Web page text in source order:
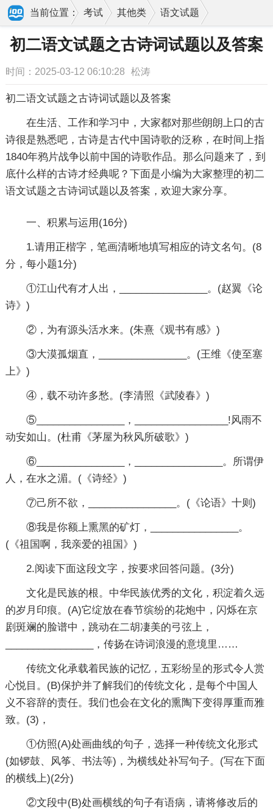
当前位置： 考试 其他类 语文试题
初二语文试题之古诗词试题以及答案
初二语文试题之古诗词试题以及答案
时间：2025-03-12 06:10:28 松涛
初二语文试题之古诗词试题以及答案
在生活、工作和学习中，大家都对那些朗朗上口的古
诗很是熟悉吧，古诗是古代中国诗歌的泛称，在时间上指
1840年鸦片战争以前中国的诗歌作品。那么问题来了，到
底什么样的古诗才经典呢？下面是小编为大家整理的初二
语文试题之古诗词试题以及答案，欢迎大家分享。
一、积累与运用(16分)
1.请用正楷字，笔画清晰地填写相应的诗文名句。(8
分，每小题1分)
①江山代有才人出，________________。(赵翼《论
诗》)
②，为有源头活水来。(朱熹《观书有感》)
③大漠孤烟直，________________。(王维《使至塞
上》)
④，载不动许多愁。(李清照《武陵春》)
⑤________________，_________________!风雨不
动安如山。(杜甫《茅屋为秋风所破歌》)
⑥________________，________________。所谓伊
人，在水之湄。(《诗经》)
⑦己所不欲，________________。(《论语》十则)
⑧我是你额上熏黑的矿灯，________________。
(《祖国啊，我亲爱的祖国》)
2.阅读下面这段文字，按要求回答问题。(3分)
文化是民族的根。中华民族优秀的文化，积淀着久远
的岁月印痕。(A)它绽放在春节缤纷的花炮中，闪烁在京
剧斑斓的脸谱中，跳动在二胡凄美的弓弦上，
________________，传扬在诗词浪漫的意境里……
传统文化承载着民族的记忆，五彩纷呈的形式令人赏
心悦目。(B)保护并了解我们的传统文化，是每个中国人
义不容辞的责任。我们也会在文化的熏陶下变得厚重而雅
致。(3)，
①仿照(A)处画曲线的句子，选择一种传统文化形式
(如锣鼓、风筝、书法等)，为横线处补写句子。(写在下面
的横线上)(2分)
②文段中(B)处画横线的句子有语病，请将修改后的